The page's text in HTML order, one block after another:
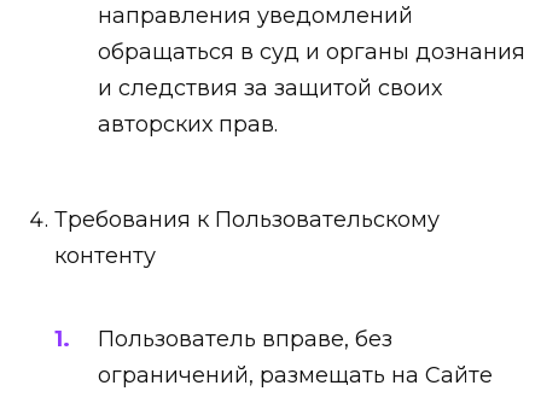
направления уведомлений
обращаться в суд и органы дознания
и следствия за защитой своих
авторских прав.
Требования к Пользовательскому
контенту
Пользователь вправе, без
ограничений, размещать на Сайте